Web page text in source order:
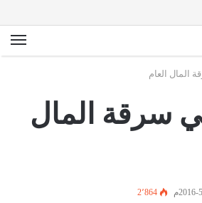
المال العام
سرقة المال
2٬864